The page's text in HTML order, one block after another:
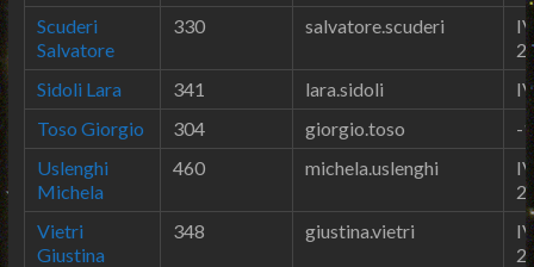
Scuderi
Salvatore
330 salvatore.scuderi
Sidoli Lara
341 lara.sidoli
Toso Giorgio
304 giorgio.toso
-
Uslenghi
Michela
460 michela.uslenghi
Vietri
Giustina
348 giustina.vietri